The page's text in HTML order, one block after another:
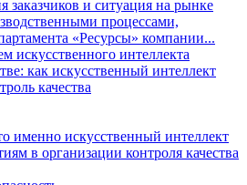
заказчиков и ситуация на рынке
процессами,
«Ресурсы» компании...
как искусственный интеллект
качества
именно искусственный интеллект
в организации контроля качества